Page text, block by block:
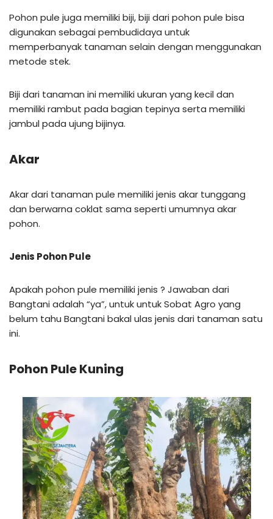
Pohon pule juga memiliki biji, biji dari pohon pule bisa
digunakan sebagai pembudidaya untuk
memperbanyak tanaman selain dengan menggunakan
metode stek.
Biji dari tanaman ini memiliki ukuran yang kecil dan
memiliki rambut pada bagian tepinya serta memiliki
jambul pada ujung bijinya.
Akar
Akar dari tanaman pule memiliki jenis akar tunggang
dan berwarna coklat sama seperti umumnya akar
pohon.
Jenis Pohon Pule
Apakah pohon pule memiliki jenis ? Jawaban dari
Bangtani adalah “ya”, untuk untuk Sobat Agro yang
belum tahu Bangtani bakal ulas jenis dari tanaman satu
ini.
Pohon Pule Kuning